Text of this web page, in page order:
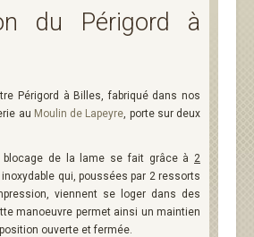
du Périgord à
Périgord à Billes, fabriqué dans nos
au Moulin de Lapeyre, porte sur deux
blocage de la lame se fait grâce à 2
qui, poussées par 2 ressorts
viennent se loger dans des
manoeuvre permet ainsi un maintien
ouverte et fermée.